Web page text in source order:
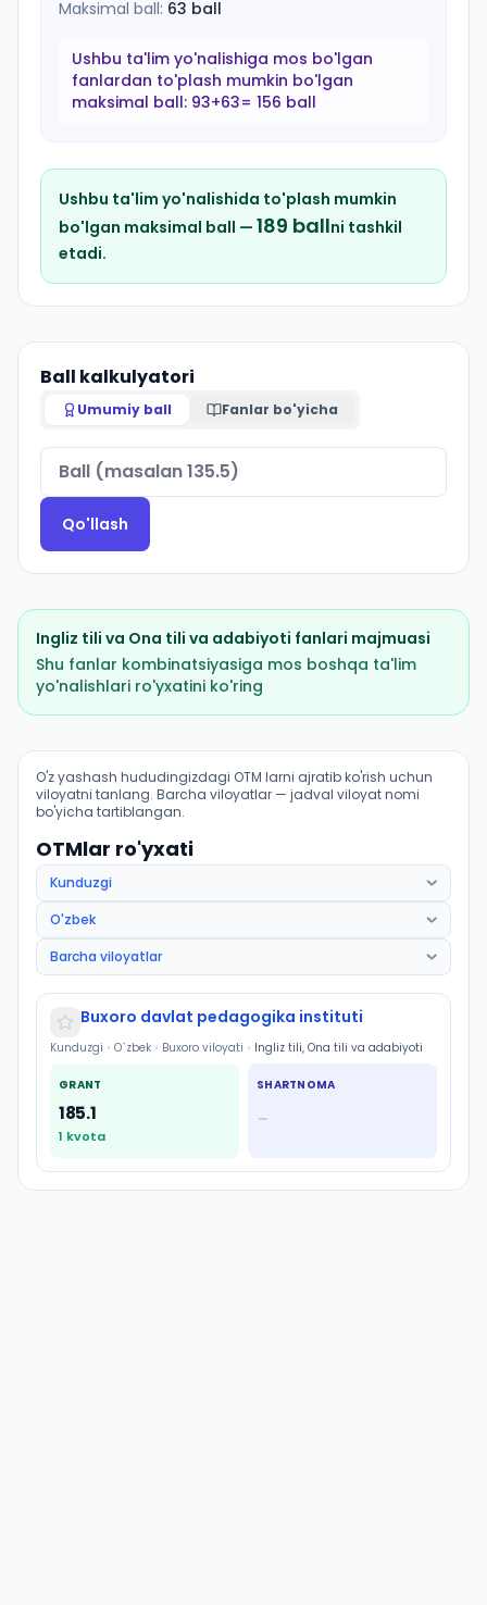
Maksimal ball: 63 ball
Ushbu ta'lim yo'nalishiga mos bo'lgan
fanlardan to'plash mumkin bo'lgan
maksimal ball: 93+63= 156 ball
Ushbu ta'lim yo'nalishida to'plash mumkin
bo'lgan maksimal ball — 189 ballni tashkil
etadi.
Ball kalkulyatori
Umumiy ball Fanlar bo'yicha
Qo'llash
Ingliz tili va Ona tili va adabiyoti fanlari majmuasi
Shu fanlar kombinatsiyasiga mos boshqa ta'lim
yo'nalishlari ro'yxatini ko'ring
Xorijiy til va adabiyoti: ingliz tili (Peshku tumani):
O'z yashash hududingizdagi OTM larni ajratib ko'rish uchun
viloyatni tanlang. Barcha viloyatlar — jadval viloyat nomi
bo'yicha tartiblangan.
OTMlar ro'yxati
Buxoro davlat pedagogika instituti
Kunduzgi • O`zbek • Buxoro viloyati • Ingliz tili, Ona tili va adabiyoti
GRANT
185.1
1 kvota
SHARTNOMA
—